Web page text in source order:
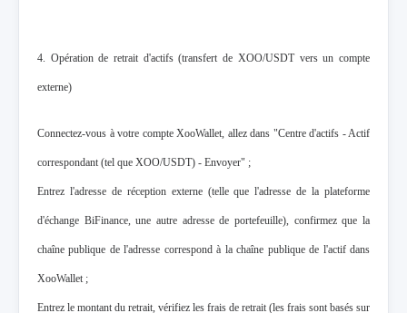
4. Opération de retrait d'actifs (transfert de XOO/USDT vers un compte
externe)
Connectez-vous à votre compte XooWallet, allez dans "Centre d'actifs - Actif
correspondant (tel que XOO/USDT) - Envoyer" ;
Entrez l'adresse de réception externe (telle que l'adresse de la plateforme
d'échange BiFinance, une autre adresse de portefeuille), confirmez que la
chaîne publique de l'adresse correspond à la chaîne publique de l'actif dans
XooWallet ;
Entrez le montant du retrait, vérifiez les frais de retrait (les frais sont basés sur